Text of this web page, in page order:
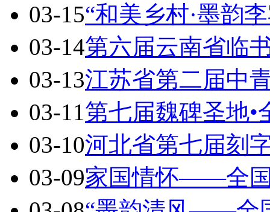
03-15“和美乡村·墨韵
03-14第六届云南省临
03-13江苏省第二届中
03-11第七届魏碑圣地•
03-10河北省第七届刻
03-09家国情怀——全